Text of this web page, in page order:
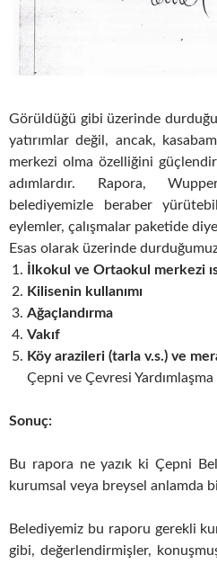
Görüldüğü gibi üzerinde
yatırımlar değil, ancak,
merkezi olma özelliğini
adımlardır. Rapora,
belediyemizle beraber
eylemler, çalışmalar paketide
Esas olarak üzerinde
İlkokul ve Ortaokul merkezi
Kilisenin kullanımı
Ağaçlandırma
Vakıf
Köy arazileri (tarla v.s.) ve
Çepni ve Çevresi
Sonuç:
Bu rapora ne yazık ki Çepni
kurumsal veya breysel anlamda
Belediyemiz bu raporu gerekli
gibi, değerlendirmişler,